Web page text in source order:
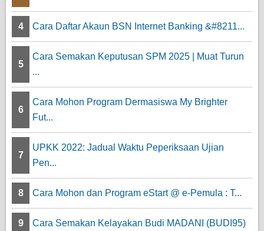
4 Cara Daftar Akaun BSN Internet Banking &#8211...
5
Cara Semakan Keputusan SPM 2025 | Muat Turun
...
6
Cara Mohon Program Dermasiswa My Brighter
Fut...
7
UPKK 2022: Jadual Waktu Peperiksaan Ujian
Pen...
8 Cara Mohon dan Program eStart @ e-Pemula : T...
9 Cara Semakan Kelayakan Budi MADANI (BUDI95)